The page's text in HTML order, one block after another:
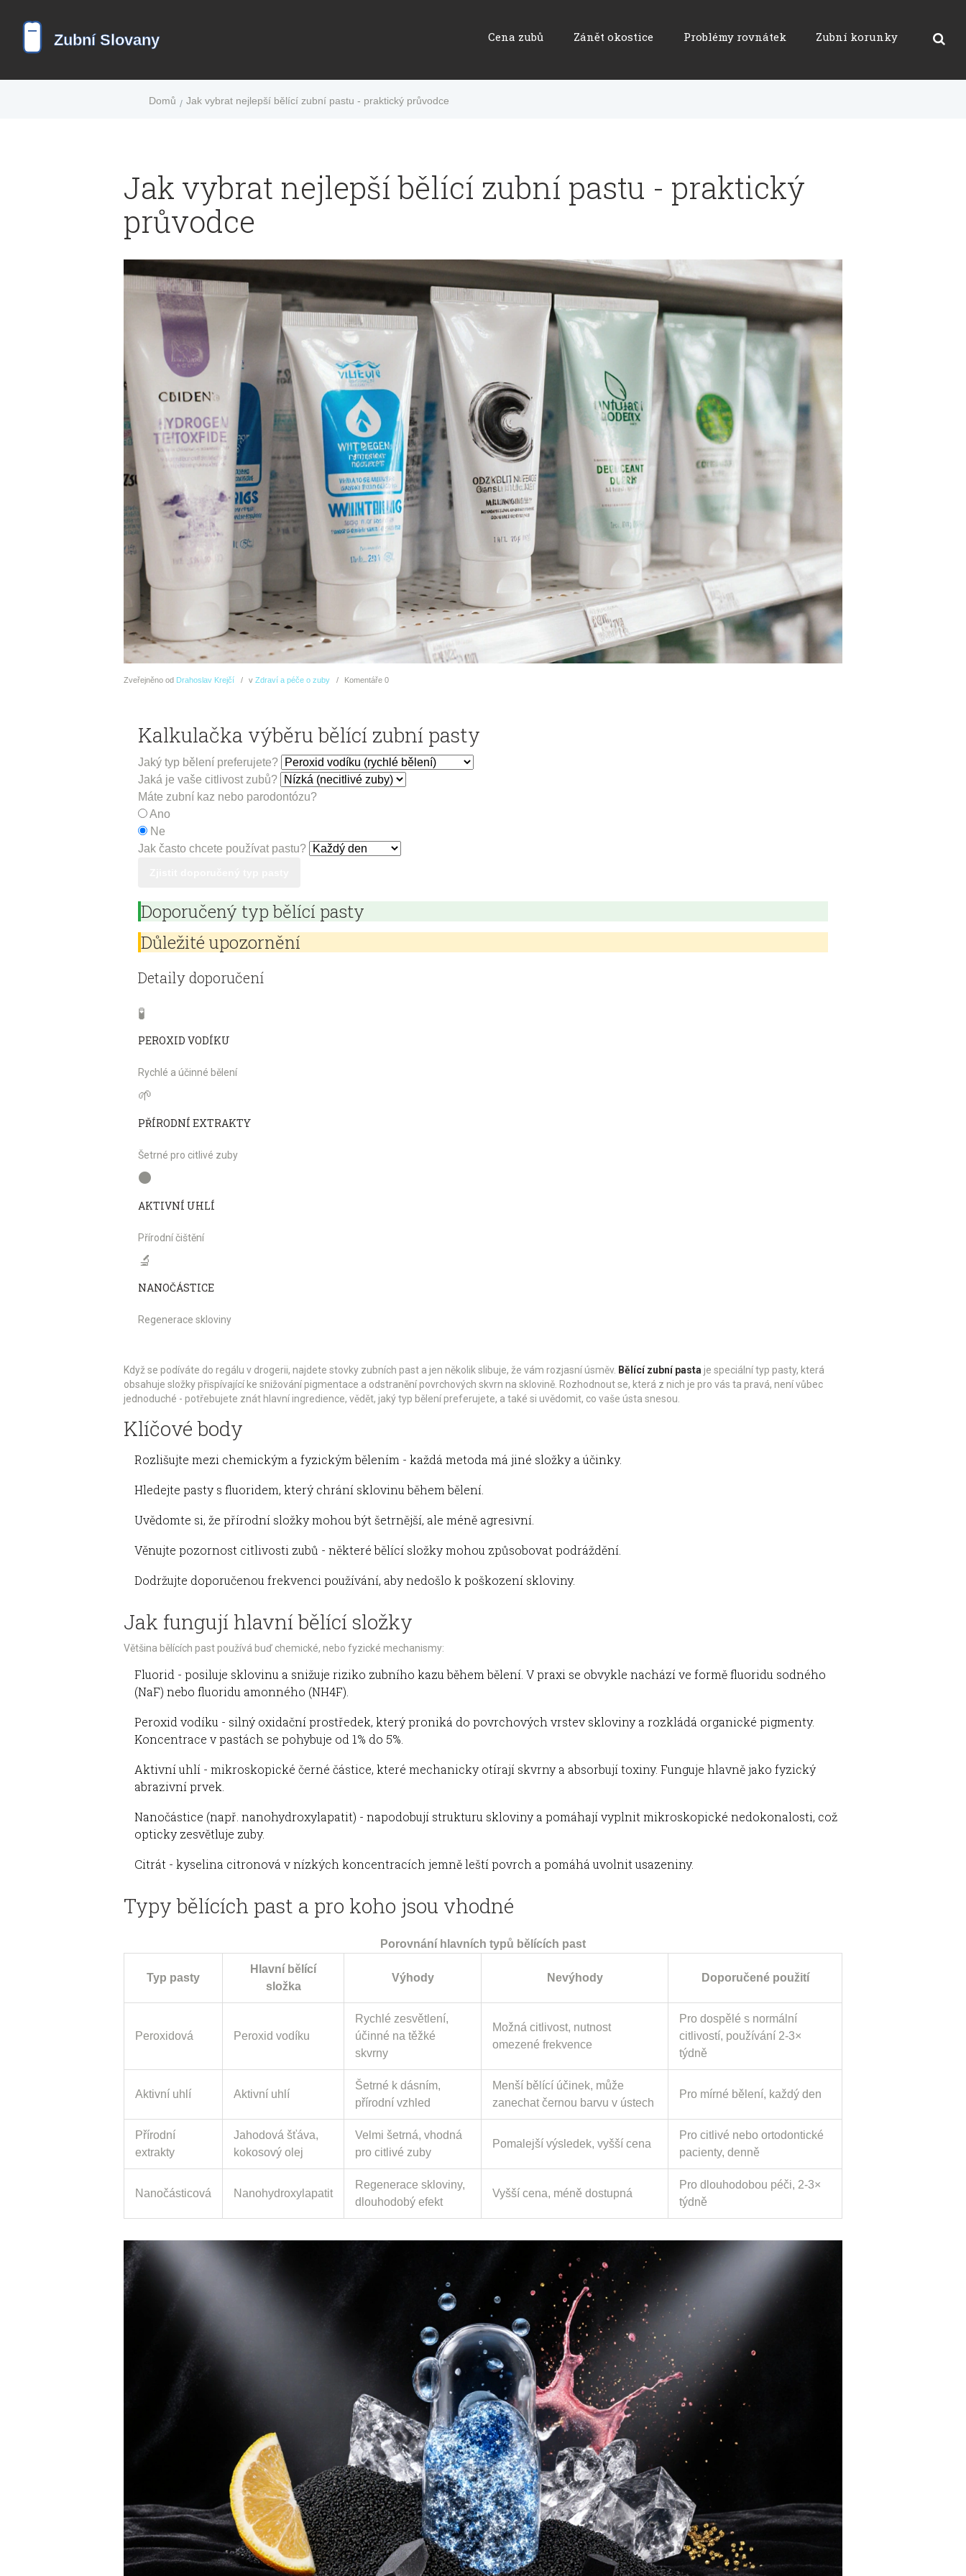
Cena zubů Zánět okostice Problémy rovnátek Zubní korunky
Domů Jak vybrat nejlepší bělící zubní pastu - praktický průvodce
Jak vybrat nejlepší bělící zubní pastu - praktický
průvodce
Zveřejněno od Drahoslav Krejčí v Zdraví a péče o zuby Komentáře 0
Kalkulačka výběru bělící zubní pasty
Jaký typ bělení preferujete?
Jaká je vaše citlivost zubů?
Máte zubní kaz nebo parodontózu?
Ano
Ne
Jak často chcete používat pastu?
Doporučený typ bělící pasty
Důležité upozornění
Detaily doporučení
🧪
PEROXID VODÍKU
Rychlé a účinné bělení
🌱
PŘÍRODNÍ EXTRAKTY
Šetrné pro citlivé zuby
⚫
AKTIVNÍ UHLÍ
Přírodní čištění
🔬
NANOČÁSTICE
Regenerace skloviny
Když se podíváte do regálu v drogerii, najdete stovky zubních past a jen několik slibuje, že vám rozjasní úsměv. Bělící zubní pastaje speciální typ pasty, která
obsahuje složky přispívající ke snižování pigmentace a odstranění povrchových skvrn na sklovině. Rozhodnout se, která z nich je pro vás ta pravá, není vůbec
jednoduché - potřebujete znát hlavní ingredience, vědět, jaký typ bělení preferujete, a také si uvědomit, co vaše ústa snesou.
Klíčové body
Rozlišujte mezi chemickým a fyzickým bělením - každá metoda má jiné složky a účinky.
Hledejte pasty s fluoridem, který chrání sklovinu během bělení.
Uvědomte si, že přírodní složky mohou být šetrnější, ale méně agresivní.
Věnujte pozornost citlivosti zubů - některé bělící složky mohou způsobovat podráždění.
Dodržujte doporučenou frekvenci používání, aby nedošlo k poškození skloviny.
Jak fungují hlavní bělící složky
Většina bělících past používá buď chemické, nebo fyzické mechanismy:
Fluorid - posiluje sklovinu a snižuje riziko zubního kazu během bělení. V praxi se obvykle nachází ve formě fluoridu sodného
(NaF) nebo fluoridu amonného (NH4F).
Peroxid vodíku - silný oxidační prostředek, který proniká do povrchových vrstev skloviny a rozkládá organické pigmenty.
Koncentrace v pastách se pohybuje od 1% do 5%.
Aktivní uhlí - mikroskopické černé částice, které mechanicky otírají skvrny a absorbují toxiny. Funguje hlavně jako fyzický
abrazivní prvek.
Nanočástice (např. nanohydroxylapatit) - napodobují strukturu skloviny a pomáhají vyplnit mikroskopické nedokonalosti, což
opticky zesvětluje zuby.
Citrát - kyselina citronová v nízkých koncentracích jemně leští povrch a pomáhá uvolnit usazeniny.
Typy bělících past a pro koho jsou vhodné
Porovnání hlavních typů bělících past
Typ pasty
Hlavní bělící
složka
Výhody Nevýhody Doporučené použití
Peroxidová Peroxid vodíku
Rychlé zesvětlení,
účinné na těžké
skvrny
Možná citlivost, nutnost
omezené frekvence
Pro dospělé s normální
citlivostí, používání 2‑3×
týdně
Aktivní uhlí Aktivní uhlí
Šetrné k dásním,
přírodní vzhled
Menší bělící účinek, může
zanechat černou barvu v ústech
Pro mírné bělení, každý den
Přírodní
extrakty
Jahodová šťáva,
kokosový olej
Velmi šetrná, vhodná
pro citlivé zuby
Pomalejší výsledek, vyšší cena
Pro citlivé nebo ortodontické
pacienty, denně
Nanočásticová Nanohydroxylapatit
Regenerace skloviny,
dlouhodobý efekt
Vyšší cena, méně dostupná
Pro dlouhodobou péči, 2‑3×
týdně